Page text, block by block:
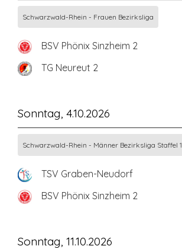
Schwarzwald-Rhein - Frauen Bezirksliga
BSV Phönix Sinzheim 2
TG Neureut 2
Sonntag, 4.10.2026
Schwarzwald-Rhein - Männer Bezirksliga Staffel 1
TSV Graben-Neudorf
BSV Phönix Sinzheim 2
Sonntag, 11.10.2026